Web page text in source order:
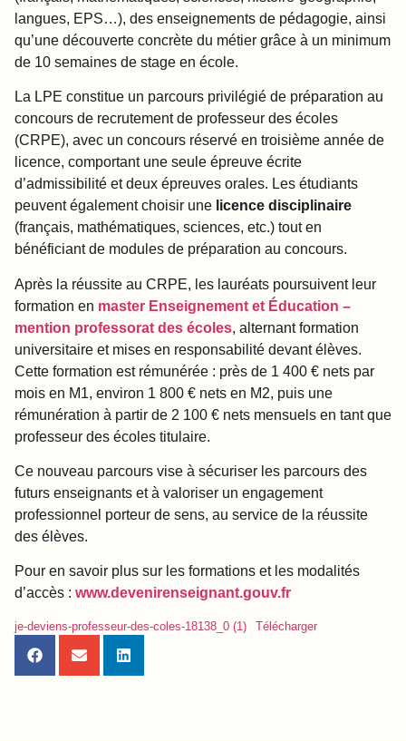
langues, EPS…), des enseignements de pédagogie, ainsi
qu’une découverte concrète du métier grâce à un minimum
de 10 semaines de stage en école.
La LPE constitue un parcours privilégié de préparation au
concours de recrutement de professeur des écoles
(CRPE), avec un concours réservé en troisième année de
licence, comportant une seule épreuve écrite
d’admissibilité et deux épreuves orales. Les étudiants
peuvent également choisir une licence disciplinaire
(français, mathématiques, sciences, etc.) tout en
bénéficiant de modules de préparation au concours.
Après la réussite au CRPE, les lauréats poursuivent leur
formation en master Enseignement et Éducation –
mention professorat des écoles, alternant formation
universitaire et mises en responsabilité devant élèves.
Cette formation est rémunérée : près de 1 400 € nets par
mois en M1, environ 1 800 € nets en M2, puis une
rémunération à partir de 2 100 € nets mensuels en tant que
professeur des écoles titulaire.
Ce nouveau parcours vise à sécuriser les parcours des
futurs enseignants et à valoriser un engagement
professionnel porteur de sens, au service de la réussite
des élèves.
Pour en savoir plus sur les formations et les modalités
d’accès : www.devenirenseignant.gouv.fr
je-deviens-professeur-des-coles-18138_0 (1) Télécharger